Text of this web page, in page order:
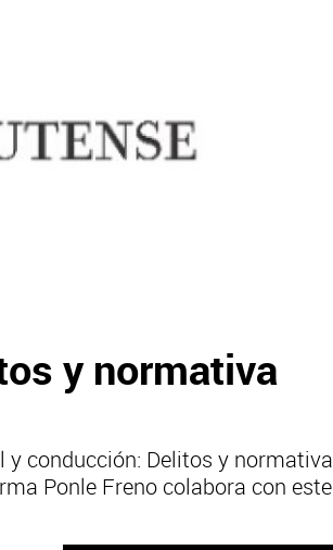
y normativa
y conducción: Delitos y normativa
Ponle Freno colabora con este